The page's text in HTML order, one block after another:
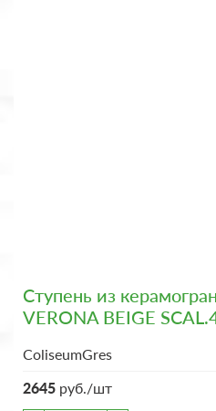
Ступень из
VERONA BEIGE
ColiseumGres
2645 руб./шт